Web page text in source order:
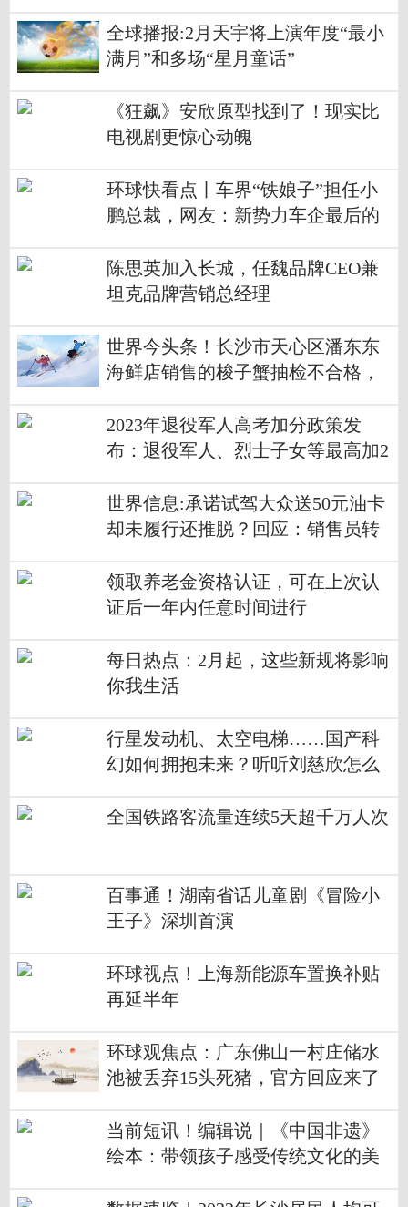
全球播报:2月天宇将上演年度“最小
满月”和多场“星月童话”
《狂飙》安欣原型找到了！现实比
电视剧更惊心动魄
环球快看点丨车界“铁娘子”担任小
鹏总裁，网友：新势力车企最后的
陈思英加入长城，任魏品牌CEO兼
坦克品牌营销总经理
世界今头条！长沙市天心区潘东东
海鲜店销售的梭子蟹抽检不合格，
2023年退役军人高考加分政策发
布：退役军人、烈士子女等最高加2
世界信息:承诺试驾大众送50元油卡
却未履行还推脱？回应：销售员转
领取养老金资格认证，可在上次认
证后一年内任意时间进行
每日热点：2月起，这些新规将影响
你我生活
行星发动机、太空电梯……国产科
幻如何拥抱未来？听听刘慈欣怎么
全国铁路客流量连续5天超千万人次
百事通！湖南省话儿童剧《冒险小
王子》深圳首演
环球视点！上海新能源车置换补贴
再延半年
环球观焦点：广东佛山一村庄储水
池被丢弃15头死猪，官方回应来了
当前短讯！编辑说｜《中国非遗》
绘本：带领孩子感受传统文化的美